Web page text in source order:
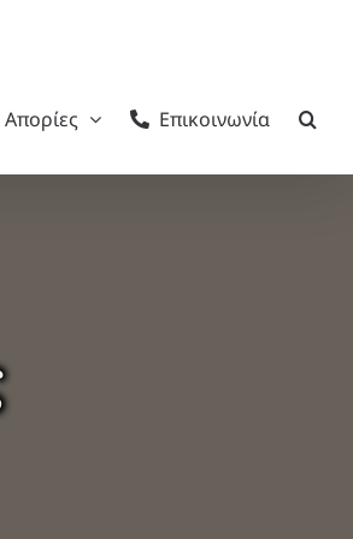
Απορίες Επικοινωνία